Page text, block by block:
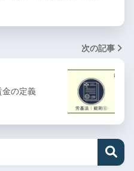
次の記事
金の定義